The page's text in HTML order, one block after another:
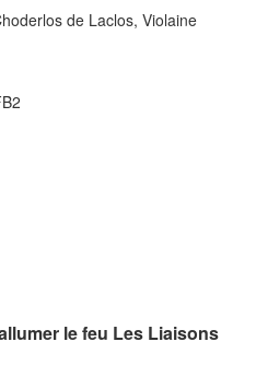
de Laclos, Violaine
le feu Les Liaisons